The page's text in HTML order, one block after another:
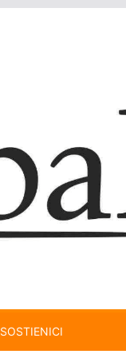
SOSTIENICI